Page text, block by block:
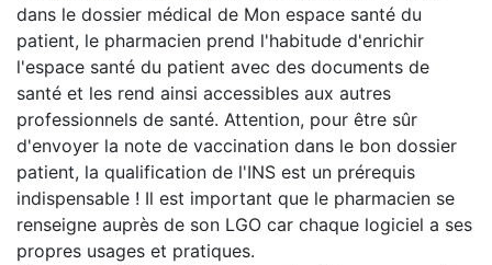
dans le dossier médical de Mon espace santé du
patient, le pharmacien prend l'habitude d'enrichir
l'espace santé du patient avec des documents de
santé et les rend ainsi accessibles aux autres
professionnels de santé. Attention, pour être sûr
d'envoyer la note de vaccination dans le bon dossier
patient, la qualification de l'INS est un prérequis
indispensable ! Il est important que le pharmacien se
renseigne auprès de son LGO car chaque logiciel a ses
propres usages et pratiques.